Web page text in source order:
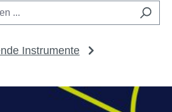
Instrumente